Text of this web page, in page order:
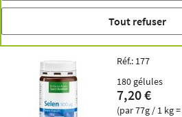
Mono Sélénium 100 µg
Réf.: 177
180 gélules
7,20 €
(par 77g / 1 kg
Tout refuser